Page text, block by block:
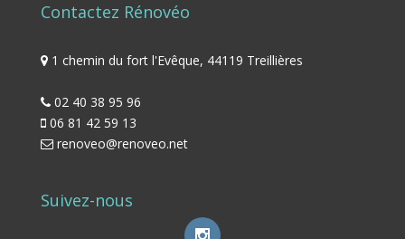
Contactez Rénovéo
1 chemin du fort l'Evêque, 44119 Treillières
02 40 38 95 96
06 81 42 59 13
renoveo@renoveo.net
Suivez-nous